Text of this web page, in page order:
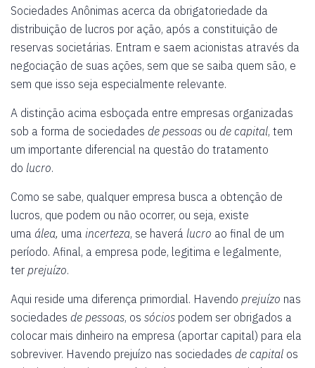
Sociedades Anônimas acerca da obrigatoriedade da
distribuição de lucros por ação, após a constituição de
reservas societárias. Entram e saem acionistas através da
negociação de suas ações, sem que se saiba quem são, e
sem que isso seja especialmente relevante.
A distinção acima esboçada entre empresas organizadas
sob a forma de sociedades de pessoas ou de capital, tem
um importante diferencial na questão do tratamento
do lucro.
Como se sabe, qualquer empresa busca a obtenção de
lucros, que podem ou não ocorrer, ou seja, existe
uma álea, uma incerteza, se haverá lucro ao final de um
período. Afinal, a empresa pode, legitima e legalmente,
ter prejuízo.
Aqui reside uma diferença primordial. Havendo prejuízo nas
sociedades de pessoas, os sócios podem ser obrigados a
colocar mais dinheiro na empresa (aportar capital) para ela
sobreviver. Havendo prejuízo nas sociedades de capital os